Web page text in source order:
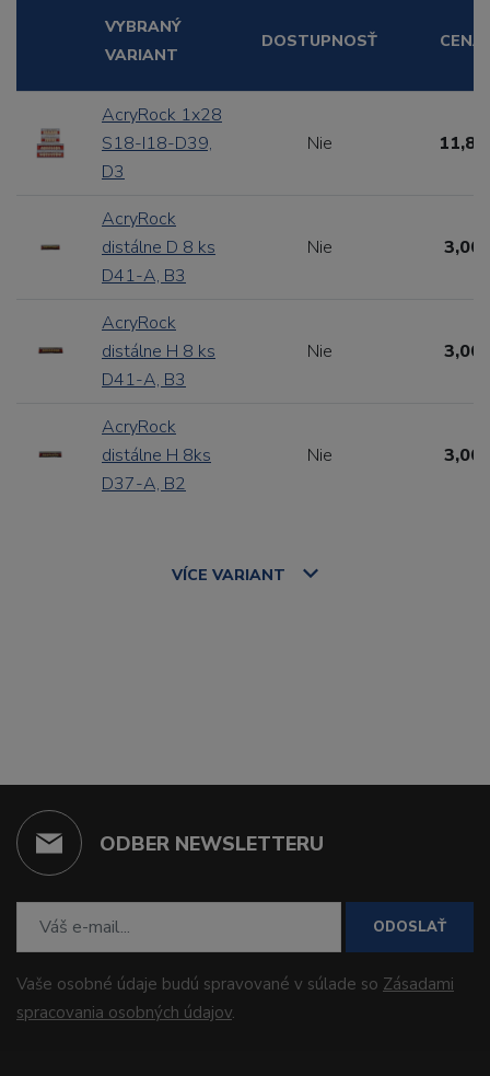
VYBRANÝ
VARIANT
DOSTUPNOSŤ CENA
AcryRock 1x28
S18-I18-D39,
D3
Nie
AcryRock
distálne D 8 ks
D41-A, B3
Nie 3,00
AcryRock
distálne H 8 ks
D41-A, B3
Nie 3,00
AcryRock
distálne H 8ks
D37-A, B2
Nie 3,00
VÍCE VARIANT
ODBER NEWSLETTERU
ODOSLAŤ
Vaše osobné údaje budú spravované v súlade so Zásadami
spracovania osobných údajov.